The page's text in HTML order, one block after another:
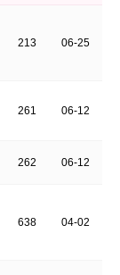
213 06-25
261 06-12
262 06-12
638 04-02